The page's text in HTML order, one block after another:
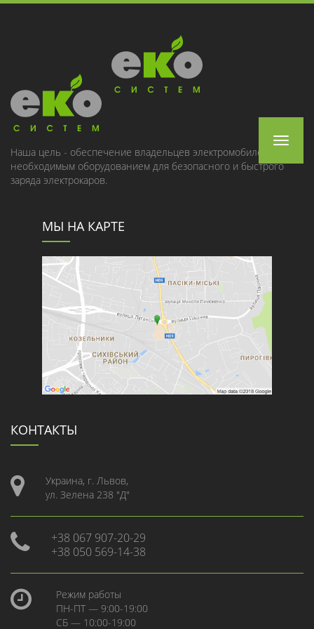
Toggle
Наша цель - обеспечение владельцев электромобилей
необходимым оборудованием для безопасного и быстрого
заряда электрокаров.
МЫ НА КАРТЕ
КОНТАКТЫ
Украина, г. Львов,
ул. Зелена 238 "Д"
+38 067 907-20-29
+38 050 569-14-38
Режим работы
ПН-ПТ — 9:00-19:00
СБ — 10:00-19:00